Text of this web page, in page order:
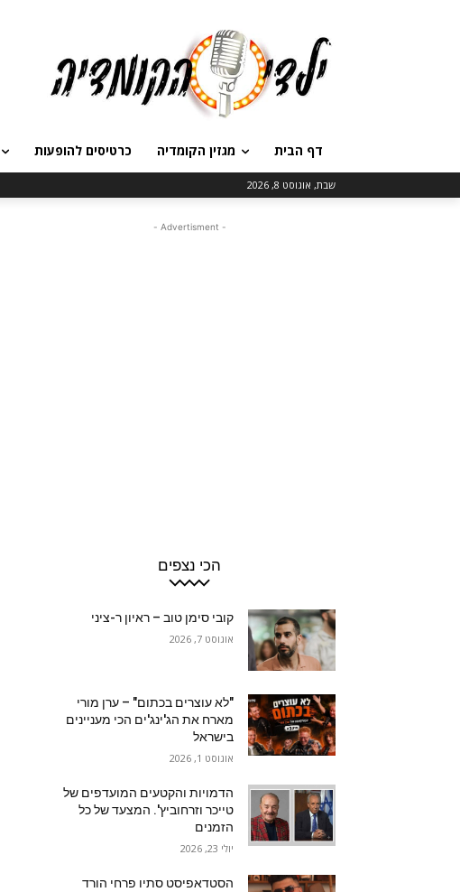
דף הבית מגזין הקומדיה כרטיסים להופעות
שבת, אוגוסט 8, 2026
- Advertisment -
הכי נצפים
קובי סימן טוב – ראיון ר-ציני
אוגוסט 7, 2026
"לא עוצרים בכתום" – ערן מורי
מארח את הג'ינג'ים הכי מעניינים
בישראל
אוגוסט 1, 2026
הדמויות והקטעים המועדפים של
טייכר וזרחוביץ'. המצעד של כל
הזמנים
יולי 23, 2026
הסטדאפיסט סתיו פרחי הורד